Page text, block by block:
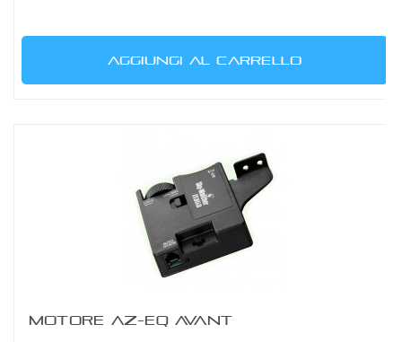
AGGIUNGI AL CARRELLO
MOTORE AZ-EQ AVANT